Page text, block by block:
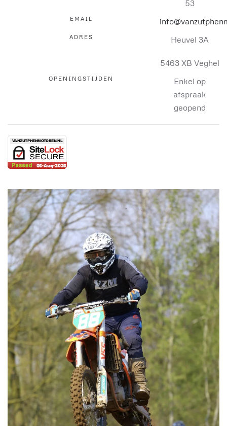
53
EMAIL
ADRES Heuvel 3A
5463 XB Veghel
OPENINGSTIJDEN
Enkel op
afspraak
geopend